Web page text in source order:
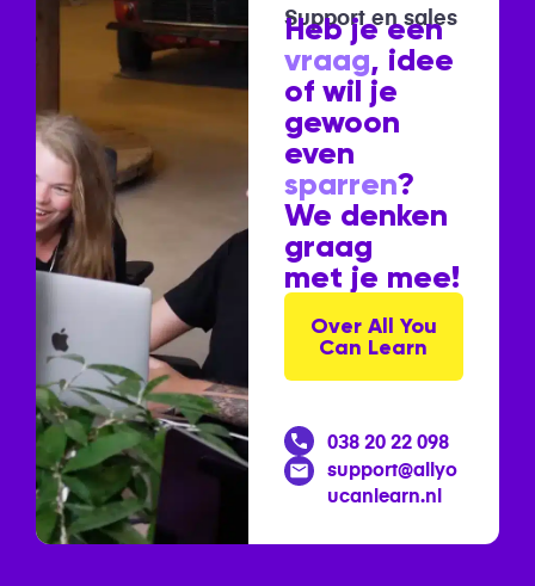
Support en sales
Heb je een
vraag, idee
of wil je
gewoon
even
sparren?
We denken
graag
met je mee!
Over All You
Can Learn
038 20 22 098
support@allyo
ucanlearn.nl